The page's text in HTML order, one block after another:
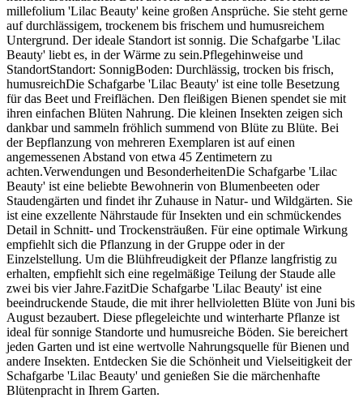
millefolium 'Lilac Beauty' keine großen Ansprüche. Sie steht gerne
auf durchlässigem, trockenem bis frischem und humusreichem
Untergrund. Der ideale Standort ist sonnig. Die Schafgarbe 'Lilac
Beauty' liebt es, in der Wärme zu sein.Pflegehinweise und
StandortStandort: SonnigBoden: Durchlässig, trocken bis frisch,
humusreichDie Schafgarbe 'Lilac Beauty' ist eine tolle Besetzung
für das Beet und Freiflächen. Den fleißigen Bienen spendet sie mit
ihren einfachen Blüten Nahrung. Die kleinen Insekten zeigen sich
dankbar und sammeln fröhlich summend von Blüte zu Blüte. Bei
der Bepflanzung von mehreren Exemplaren ist auf einen
angemessenen Abstand von etwa 45 Zentimetern zu
achten.Verwendungen und BesonderheitenDie Schafgarbe 'Lilac
Beauty' ist eine beliebte Bewohnerin von Blumenbeeten oder
Staudengärten und findet ihr Zuhause in Natur- und Wildgärten. Sie
ist eine exzellente Nährstaude für Insekten und ein schmückendes
Detail in Schnitt- und Trockensträußen. Für eine optimale Wirkung
empfiehlt sich die Pflanzung in der Gruppe oder in der
Einzelstellung. Um die Blühfreudigkeit der Pflanze langfristig zu
erhalten, empfiehlt sich eine regelmäßige Teilung der Staude alle
zwei bis vier Jahre.FazitDie Schafgarbe 'Lilac Beauty' ist eine
beeindruckende Staude, die mit ihrer hellvioletten Blüte von Juni bis
August bezaubert. Diese pflegeleichte und winterharte Pflanze ist
ideal für sonnige Standorte und humusreiche Böden. Sie bereichert
jeden Garten und ist eine wertvolle Nahrungsquelle für Bienen und
andere Insekten. Entdecken Sie die Schönheit und Vielseitigkeit der
Schafgarbe 'Lilac Beauty' und genießen Sie die märchenhafte
Blütenpracht in Ihrem Garten.